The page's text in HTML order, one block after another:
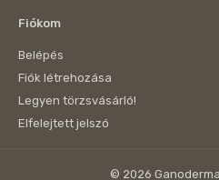
Fiókom
Belépés
Fiók létrehozása
Legyen törzsvásárló!
Elfelejtett jelszó
© 2026